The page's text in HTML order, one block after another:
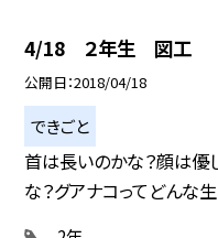
4/18 ２年生 図工
公開日 2018/04/18
できごと
首は長いのかな？顔は優
な？グアナコってどんな